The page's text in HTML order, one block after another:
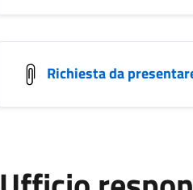
Richiesta da